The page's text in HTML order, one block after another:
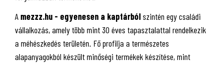
A mezzz.hu - egyenesen a kaptárbólszintén egy családi
vállalkozás, amely több mint 30 éves tapasztalattal rendelkezik
a méhészkedés területén. Fő profilja a természetes
alapanyagokból készült minőségi termékek készítése, mint